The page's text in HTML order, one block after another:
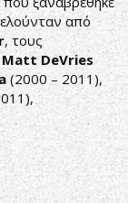
από
, τους
MattDeVries
(2000 – 2011),